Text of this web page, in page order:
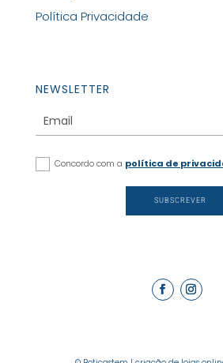
Política Privacidade
NEWSLETTER
Concordo com a política de
SUBSCREVER